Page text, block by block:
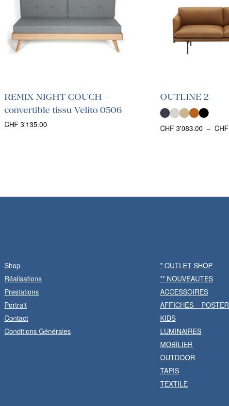
REMIX NIGHT COUCH –
convertible tissu Velito 0506
CHF 3'135.00
OUTLINE 2
CHF 3'083.00 – CHF
Shop
Réalisations
Prestations
Portrait
Contact
Conditions Générales
* OUTLET SHOP
** NOUVEAUTES
ACCESSOIRES
AFFICHES – POSTER
KIDS
LUMINAIRES
MOBILIER
OUTDOOR
TAPIS
TEXTILE